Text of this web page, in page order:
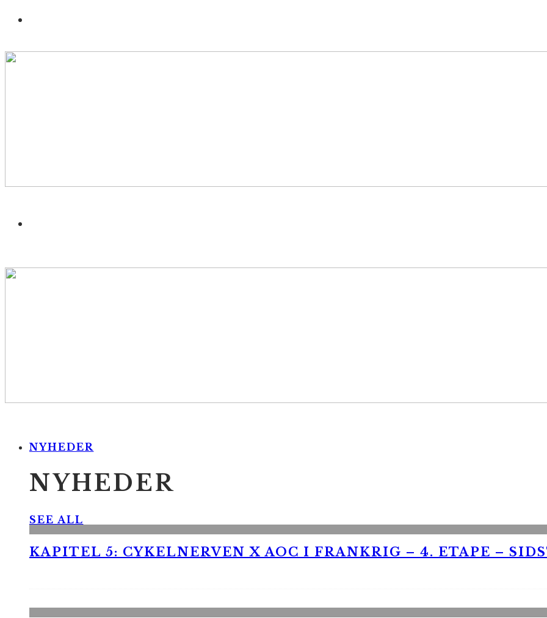
NYHEDER
NYHEDER
SEE ALL
KAPITEL 5: CYKELNERVEN X AOC I FRANKRIG – 4. ETAPE –